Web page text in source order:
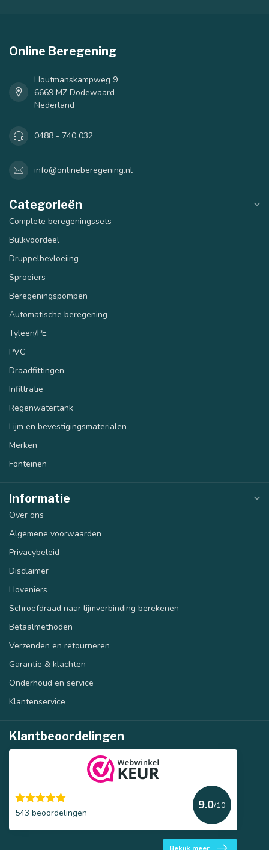
Online Beregening
Houtmanskampweg 9
6669 MZ Dodewaard
Nederland
0488 - 740 032
info@onlineberegening.nl
Categorieën
Complete beregeningssets
Bulkvoordeel
Druppelbevloeiing
Sproeiers
Beregeningspompen
Automatische beregening
Tyleen/PE
PVC
Draadfittingen
Infiltratie
Regenwatertank
Lijm en bevestigingsmaterialen
Merken
Fonteinen
Informatie
Over ons
Algemene voorwaarden
Privacybeleid
Disclaimer
Hoveniers
Schroefdraad naar lijmverbinding berekenen
Betaalmethoden
Verzenden en retourneren
Garantie & klachten
Onderhoud en service
Klantenservice
Klantbeoordelingen
543 beoordelingen
9.0/10